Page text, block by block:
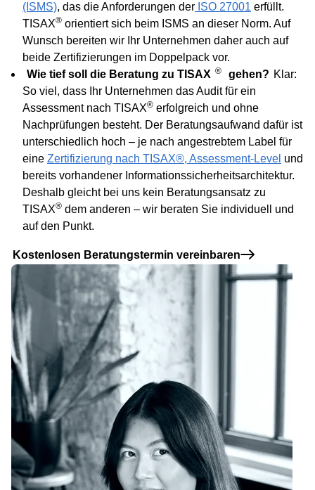
(ISMS), das die Anforderungen der ISO 27001 erfüllt.
TISAX® orientiert sich beim ISMS an dieser Norm. Auf
Wunsch bereiten wir Ihr Unternehmen daher auch auf
beide Zertifizierungen im Doppelpack vor.
Wie tief soll die Beratung zu TISAX ® gehen? Klar:
So viel, dass Ihr Unternehmen dasAudit für ein
Assessment nach TISAX® erfolgreich und ohne
Nachprüfungen besteht. Der Beratungsaufwand dafür ist
unterschiedlich hoch – je nach angestrebtem Label für
eine Zertifizierung nach TISAX®, Assessment-Level und
bereits vorhandener Informationssicherheitsarchitektur.
Deshalb gleicht bei uns kein Beratungsansatz zu
TISAX® dem anderen – wir beraten Sie individuell und
auf den Punkt.
Kostenlosen Beratungstermin vereinbaren